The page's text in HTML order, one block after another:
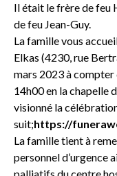
Il était le frère de feu
de feu Jean-Guy.
La famille vous
Elkas (4230, rue
mars 2023 à compter
14h00 en la chapelle
visionné la
suit;https://
La famille tient à
personnel d’urgence